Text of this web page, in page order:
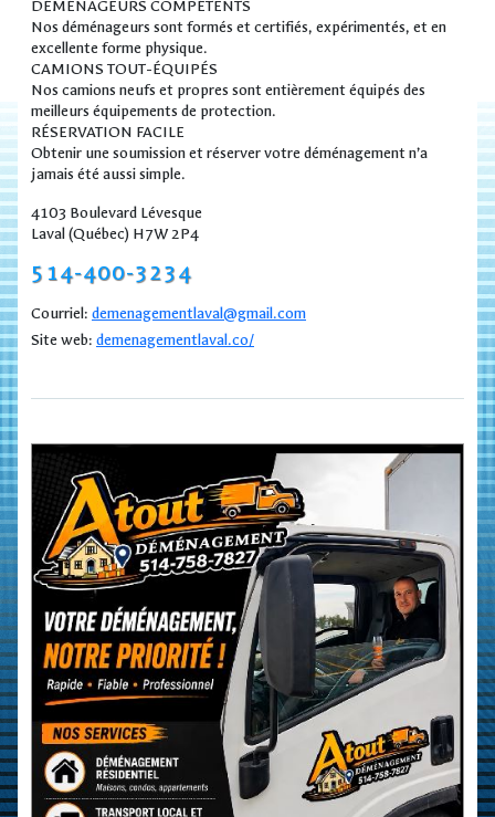
DÉMÉNAGEURS COMPÉTENTS
Nos déménageurs sont formés et certifiés, expérimentés, et en
excellente forme physique.
CAMIONS TOUT-ÉQUIPÉS
Nos camions neufs et propres sont entièrement équipés des
meilleurs équipements de protection.
RÉSERVATION FACILE
Obtenir une soumission et réserver votre déménagement n’a
jamais été aussi simple.
4103 Boulevard Lévesque
Laval (Québec) H7W 2P4
514-400-3234
Courriel: demenagementlaval@gmail.com
Site web: demenagementlaval.co/